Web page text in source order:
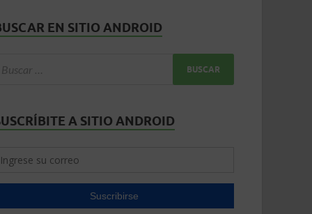
EN SITIO ANDROID
A SITIO ANDROID